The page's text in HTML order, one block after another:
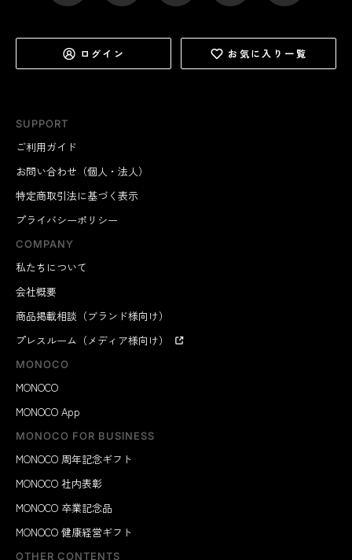
SUPPORT
ご利用ガイド
お問い合わせ（個人・法人）
特定商取引法に基づく表示
プライバシーポリシー
COMPANY
私たちについて
会社概要
商品掲載相談（ブランド様向け）
プレスルーム（メディア様向け）
MONOCO
MONOCO
MONOCO App
MONOCO FOR BUSINESS
MONOCO 周年記念ギフト
MONOCO 社内表彰
MONOCO 卒業記念品
MONOCO 健康経営ギフト
OTHER CONTENTS
ログイン お気に入り一覧